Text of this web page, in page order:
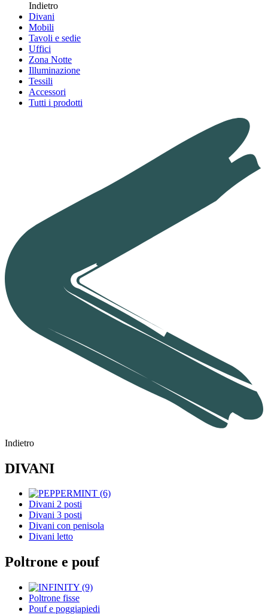
Indietro
Divani
Mobili
Tavoli e sedie
Uffici
Zona Notte
Illuminazione
Tessili
Accessori
Tutti i prodotti
Indietro
DIVANI
Divani 2 posti
Divani 3 posti
Divani con penisola
Divani letto
Poltrone e pouf
Poltrone fisse
Pouf e poggiapiedi